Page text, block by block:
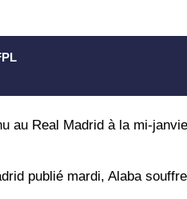
au Real Madrid à la mi-
publié mardi, Alaba